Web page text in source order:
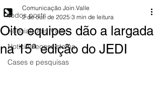
Todos posts
Notícias Join.Valle
Notícias ecossistema
Cases e pesquisas
Oito equipes dão a largada
na 15ª edição do JEDI
Comunicação Join.Valle
2 de out. de 2025 3 min de leitura